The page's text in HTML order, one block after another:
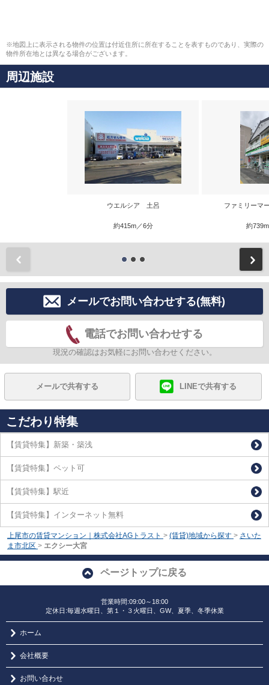
※地図上に表示される物件の位置は付近住所に所在することを表すものであり、実際の
物件所在地とは異なる場合がございます。
周辺施設
ウエルシア 土呂
約415m／6分
ファミリーマ
約
メールでお問い合わせする(無料)
電話でお問い合わせする
現況の確認はお気軽にお問い合わせください。
メールで共有する LINEで共有する
こだわり特集
【賃貸特集】新築・築浅
【賃貸特集】ペット可
【賃貸特集】駅近
【賃貸特集】インターネット無料
上尾市の賃貸マンション｜株式会社AGトラスト > (賃貸)地域から探す > さいた
ま市北区 > エクシー大宮
ページトップに戻る
営業時間:09:00～18:00
定休日:毎週水曜日、第１・３火曜日、GW、夏季、冬季休業
ホーム
会社概要
お問い合わせ